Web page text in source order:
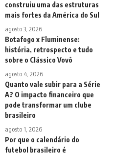
construiu uma das estruturas
mais fortes da América do Sul
agosto 3, 2026
Botafogo x Fluminense:
história, retrospecto e tudo
sobre o Clássico Vovô
agosto 4, 2026
Quanto vale subir para a Série
A? O impacto financeiro que
pode transformar um clube
brasileiro
agosto 1, 2026
Por que o calendário do
futebol brasileiro é